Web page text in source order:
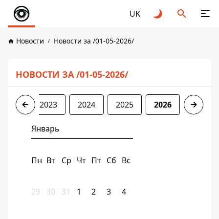
UK
Новости Новости за /01-05-2026/
НОВОСТИ ЗА /01-05-2026/
2022 2023 2024 2025 2026
Январь
Пн Вт Ср Чт Пт Сб Вс
29 30 31 1 2 3 4